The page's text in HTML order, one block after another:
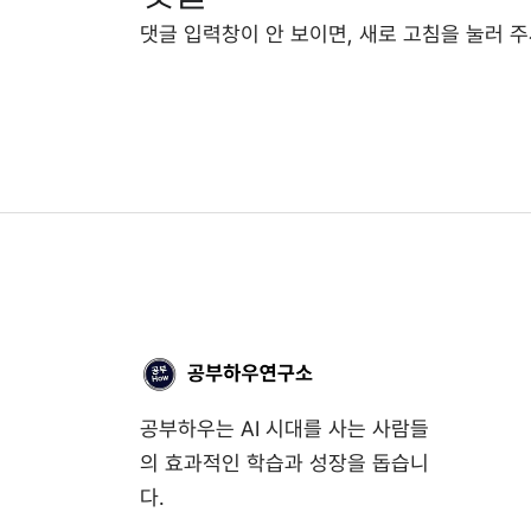
댓글 입력창이 안 보이면, 새로 고침을 눌러
공부하우는 AI 시대를 사는 사람들
의 효과적인 학습과 성장을 돕습니
다.